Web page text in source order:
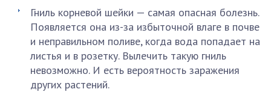
Гниль корневой шейки — самая опасная болезнь.
Появляется она из-за избыточной влаге в почве
и неправильном поливе, когда вода попадает на
листья и в розетку. Вылечить такую гниль
невозможно. И есть вероятность заражения
других растений.